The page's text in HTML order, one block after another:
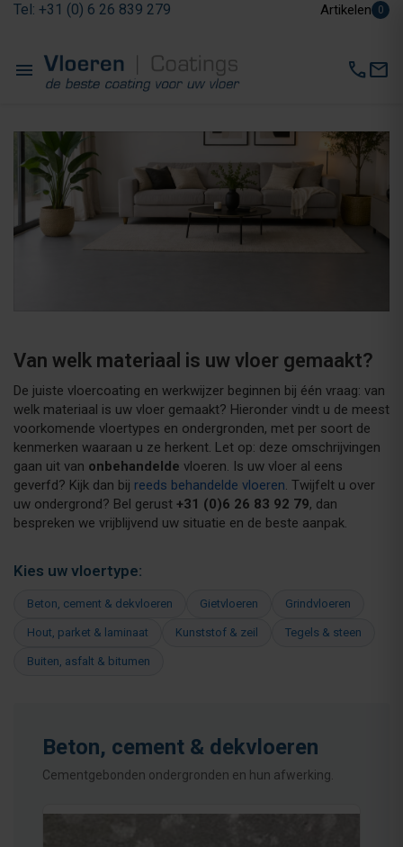
Tel: +31 (0) 6 26 839 279 Artikelen 0
menu callmail
Van welk materiaal is uw vloer gemaakt?
De juiste vloercoating en werkwijzer beginnen bij één vraag: van
welk materiaal is uw vloer gemaakt? Hieronder vindt u de meest
voorkomende vloertypes en ondergronden, met per soort de
kenmerken waaraan u ze herkent. Let op: deze omschrijvingen
gaan uit van onbehandelde vloeren. Is uw vloer al eens
geverfd? Kijk dan bij reeds behandelde vloeren. Twijfelt u over
uw ondergrond? Bel gerust +31 (0)6 26 83 92 79, dan
bespreken we vrijblijvend uw situatie en de beste aanpak.
Kies uw vloertype:
Beton, cement & dekvloeren Gietvloeren Grindvloeren
Hout, parket & laminaat Kunststof & zeil Tegels & steen
Buiten, asfalt & bitumen
Beton, cement & dekvloeren
Cementgebonden ondergronden en hun afwerking.